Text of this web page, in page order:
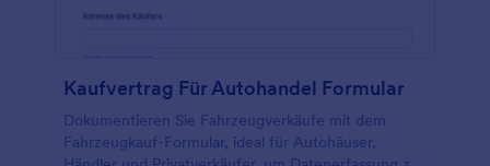
Kaufvertrag Für Autohandel Formular
Dokumentieren Sie Fahrzeugverkäufe mit dem
Fahrzeugkauf-Formular, ideal für Autohäuser,